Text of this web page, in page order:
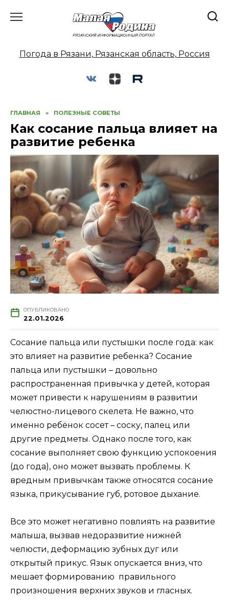
Погода в Рязани, Рязанская область, Россия
ГЛАВНАЯ » ПОЛЕЗНЫЕ СОВЕТЫ
Как сосание пальца влияет на
развитие ребенка
ОПУБЛИКОВАНО
22.01.2026
Сосание пальца или пустышки после года: как
это влияет на развитие ребенка? Сосание
пальца или пустышки – довольно
распространенная привычка у детей, которая
может привести к нарушениям в развитии
челюстно-лицевого скелета. Не важно, что
именно ребёнок сосет – соску, палец или
другие предметы. Однако после того, как
сосание выполняет свою функцию успокоения
(до года), оно может вызвать проблемы. К
вредным привычкам также относятся сосание
языка, прикусывание губ, ротовое дыхание.
Все это может негативно повлиять на развитие
малыша, вызвав недоразвитие нижней
челюсти, деформацию зубных дуг или
открытый прикус. Язык опускается вниз, что
мешает формированию правильного
произношения верхних звуков и гласных.